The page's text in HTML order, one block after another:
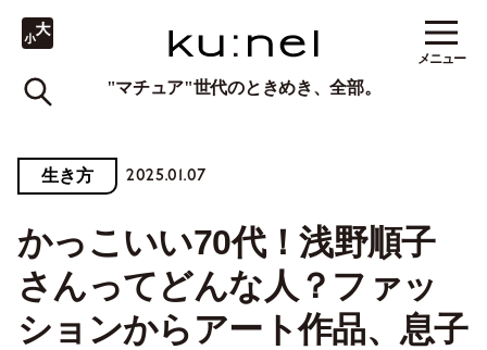
"マチュア"世代のときめき、全部。
メニュー
生き方 2025.01.07
かっこいい70代！浅野順子
さんってどんな人？ファッ
ションからアート作品、息子